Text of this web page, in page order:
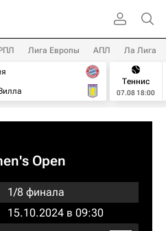
Лига Европы АПЛ Ла Лига
Теннис
07.08 18:00
Open
1/8 финала
15.10.2024 в 09:30